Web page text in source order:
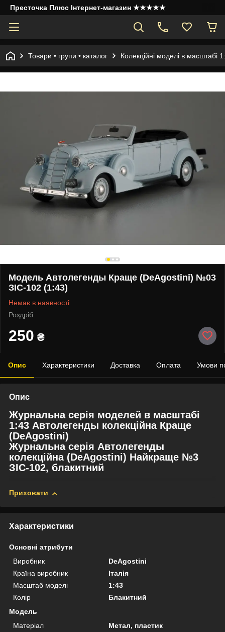
Престочка Плюс Інтернет-магазин ★★★★★
Товари • групи • каталог Колекційні моделі в масштабі
Модель Автолегенды Краще (DeAgostini) №03
ЗІС-102 (1:43)
Немає в наявності
Роздріб
250 ₴
Опис Характеристики Доставка Оплата Умови
Опис
Журнальна серія моделей в масштабі
1:43 Автолегенды колекційна Краще
(DeAgostini)
Журнальна серія Автолегенды
колекційна (DeAgostini) Найкраще №3
ЗІС-102, блакитний
Приховати
Характеристики
Основні атрибути
Виробник
DeAgostini
Країна виробник
Італія
Масштаб моделі
1:43
Колір
Блакитний
Модель
Матеріал
Метал, пластик